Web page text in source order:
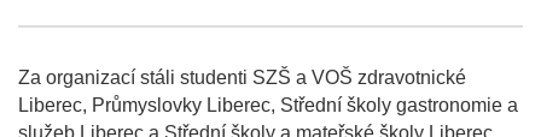
Za organizací stáli studenti SZŠ a VOŠ zdravotnické
Liberec, Průmyslovky Liberec, Střední školy gastronomie a